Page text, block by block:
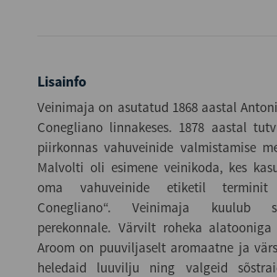
Lisainfo
Veinimaja on asutatud 1868 aastal
Conegliano linnakeses. 1878 aastal
piirkonnas vahuveinide valmistamise
Malvolti oli esimene veinikoda, kes
oma vahuveinide etiketil terminit
Conegliano“. Veinimaja kuulub
perekonnale. Värvilt roheka alatooniga
Aroom on puuviljaselt aromaatne ja
heledaid luuvilju ning valgeid